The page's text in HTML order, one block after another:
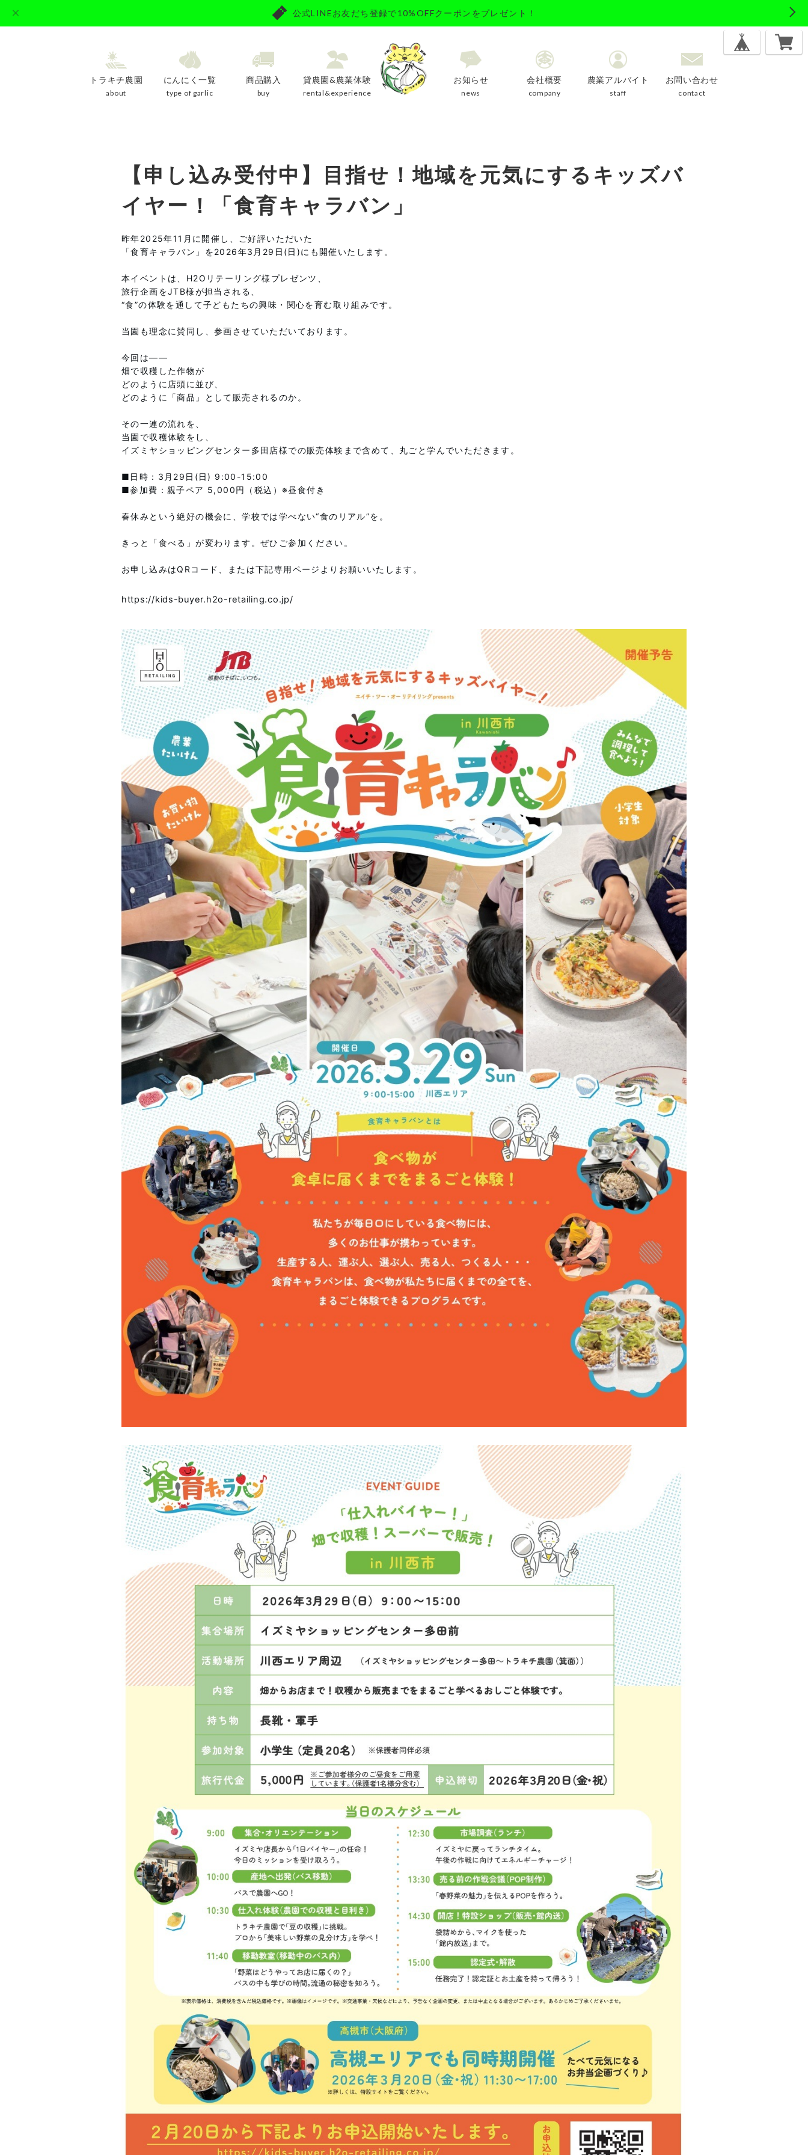
公式LINEお友だち登録で10%OFFクーポンをプレゼント！
トラキチ農園
about
にんにく一覧
type of garlic
商品購入
buy
貸農園&農業体験
rental&experience
お知らせ
news
会社概要
company
農業アルバイト
staff
お問い合わせ
contact
【申し込み受付中】目指せ！地域を元気にするキッズバ
イヤー！「食育キャラバン」
昨年2025年11月に開催し、ご好評いただいた
「食育キャラバン」を2026年3月29日(日)にも開催いたします。
本イベントは、H2Oリテーリング様プレゼンツ、
旅行企画をJTB様が担当される、
“食”の体験を通して子どもたちの興味・関心を育む取り組みです。
当園も理念に賛同し、参画させていただいております。
今回は――
畑で収穫した作物が
どのように店頭に並び、
どのように「商品」として販売されるのか。
その一連の流れを、
当園で収穫体験をし、
イズミヤショッピングセンター多田店様での販売体験まで含めて、丸ごと学んでいただきます。
■日時：3月29日(日) 9:00-15:00
■参加費：親子ペア 5,000円（税込）※昼食付き
春休みという絶好の機会に、学校では学べない“食のリアル”を。
きっと「食べる」が変わります。 ぜひご参加ください。
お申し込みはQRコード、または下記専用ページよりお願いいたします。
https://kids-buyer.h2o-retailing.co.jp/